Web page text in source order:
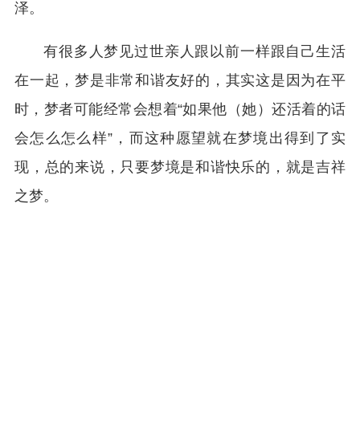
泽。
有很多人梦见过世亲人跟以前一样跟自己生活
在一起，梦是非常和谐友好的，其实这是因为在平
时，梦者可能经常会想着“如果他（她）还活着的话
会怎么怎么样”，而这种愿望就在梦境出得到了实
现，总的来说，只要梦境是和谐快乐的，就是吉祥
之梦。